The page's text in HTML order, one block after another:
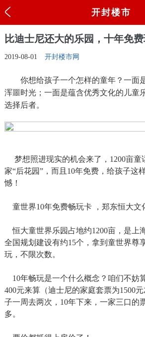
开封楼市
比迪士尼还大的乐园，十年免
2019-08-01 开封楼市网
你想给孩子一个怎样的童年？一面
浑噩时光；一面是蕴含优秀文化的儿童
选择后者。
梦想照进现实的机会来了，1200亩童
家“后花园”，而且10年免费，给孩子这
憾！
童世界10年免费畅玩卡 ，郑东恒大文
恒大童世界乐园占地约1200亩，是上
全国规划建设有约15个，拿到童世界尊
玩，不限次数。
10年畅玩是一个什么概念？咱们不妨
400元来算（迪士尼的家庭套票为1500
子一周去两次，10年下来，一家三口的
多。